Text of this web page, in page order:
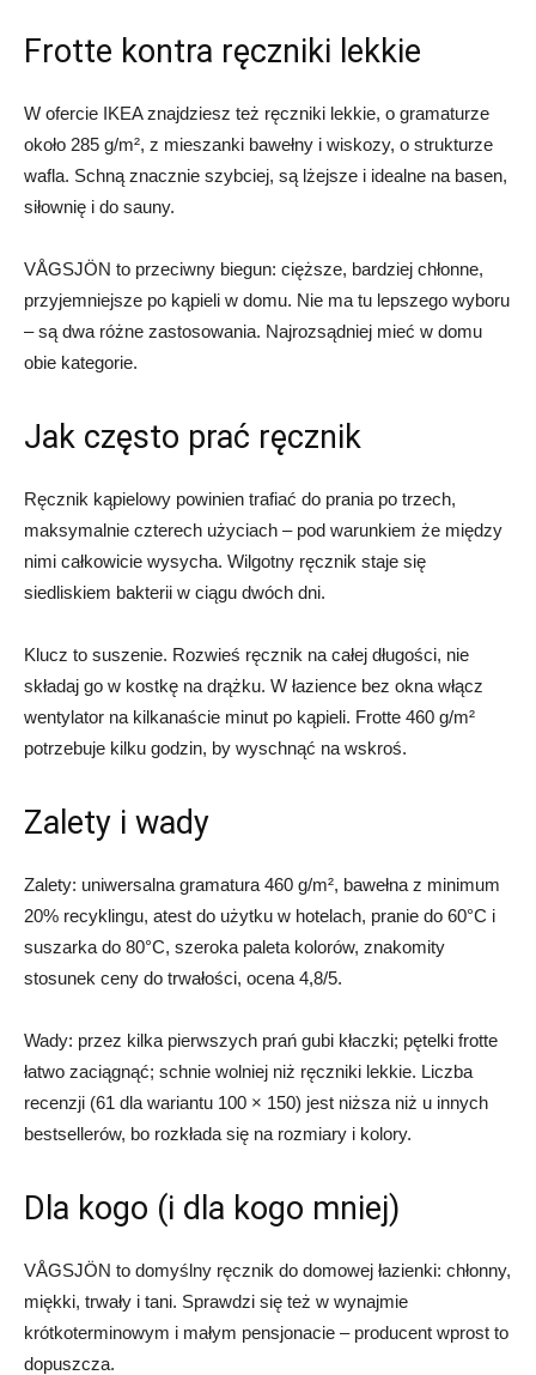
Frotte kontra ręczniki lekkie
W ofercie IKEA znajdziesz też ręczniki lekkie, o gramaturze
około 285 g/m², z mieszanki bawełny i wiskozy, o strukturze
wafla. Schną znacznie szybciej, są lżejsze i idealne na basen,
siłownię i do sauny.
VÅGSJÖN to przeciwny biegun: cięższe, bardziej chłonne,
przyjemniejsze po kąpieli w domu. Nie ma tu lepszego wyboru
– są dwa różne zastosowania. Najrozsądniej mieć w domu
obie kategorie.
Jak często prać ręcznik
Ręcznik kąpielowy powinien trafiać do prania po trzech,
maksymalnie czterech użyciach – pod warunkiem że między
nimi całkowicie wysycha. Wilgotny ręcznik staje się
siedliskiem bakterii w ciągu dwóch dni.
Klucz to suszenie. Rozwieś ręcznik na całej długości, nie
składaj go w kostkę na drążku. W łazience bez okna włącz
wentylator na kilkanaście minut po kąpieli. Frotte 460 g/m²
potrzebuje kilku godzin, by wyschnąć na wskroś.
Zalety i wady
Zalety: uniwersalna gramatura 460 g/m², bawełna z minimum
20% recyklingu, atest do użytku w hotelach, pranie do 60°C i
suszarka do 80°C, szeroka paleta kolorów, znakomity
stosunek ceny do trwałości, ocena 4,8/5.
Wady: przez kilka pierwszych prań gubi kłaczki; pętelki frotte
łatwo zaciągnąć; schnie wolniej niż ręczniki lekkie. Liczba
recenzji (61 dla wariantu 100 × 150) jest niższa niż u innych
bestsellerów, bo rozkłada się na rozmiary i kolory.
Dla kogo (i dla kogo mniej)
VÅGSJÖN to domyślny ręcznik do domowej łazienki: chłonny,
miękki, trwały i tani. Sprawdzi się też w wynajmie
krótkoterminowym i małym pensjonacie – producent wprost to
dopuszcza.